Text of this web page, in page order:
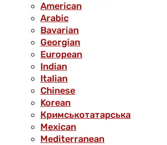
American
Arabic
Bavarian
Georgian
European
Indian
Italian
Chinese
Korean
Кримськотатарська
Mexican
Mediterranean